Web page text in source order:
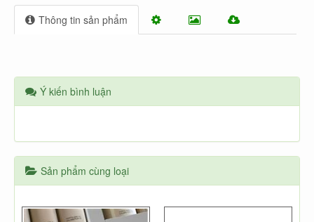
Thông tin sản phẩm
Ý kiến bình luận
Sản phẩm cùng loại